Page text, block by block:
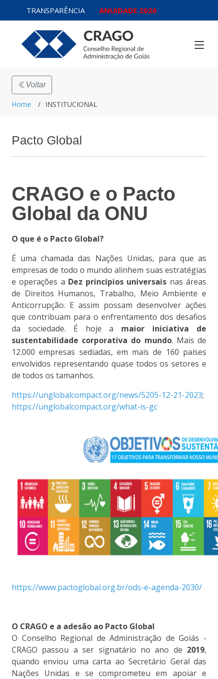
TRANSPARÊNCIA ANUIDADE 2026
Voltar
Home INSTITUCIONAL
Pacto Global
CRAGO e o Pacto
Global da ONU
O que é o Pacto Global?
É uma chamada das Nações Unidas, para que as
empresas de todo o mundo alinhem suas estratégias
e operações a Dez princípios universais nas áreas
de Direitos Humanos, Trabalho, Meio Ambiente e
Anticorrupção. E assim possam desenvolver ações
que contribuam para o enfrentamento dos desafios
da sociedade. É hoje a maior iniciativa de
sustentabilidade corporativa do mundo. Mais de
12.000 empresas sediadas, em mais de 160 países
envolvidos representando quase todos os setores e
de todos os tamanhos.
https://unglobalcompact.org/news/5205-12-21-2023;
https://unglobalcompact.org/what-is-gc
https://www.pactoglobal.org.br/ods-e-agenda-2030/
O CRAGO e a adesão ao Pacto Global
O Conselho Regional de Administração de Goiás -
CRAGO passou a ser signatário no ano de 2019,
quando enviou uma carta ao Secretário Geral das
Nações Unidas e se comprometeu em apoiar e